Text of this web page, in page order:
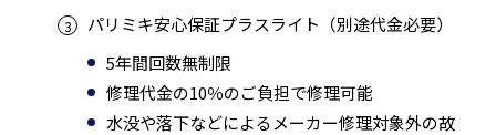
パリミキ安心保証プラスライト（別途代金必要）
5年間回数無制限
修理代金の10％のご負担で修理可能
水没や落下などによるメーカー修理対象外の故